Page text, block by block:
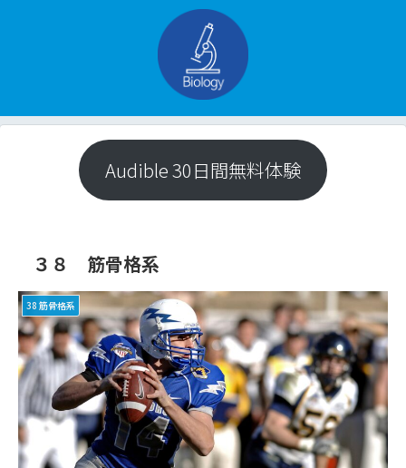
Audible 30日間無料体験
３８ 筋骨格系
38 筋骨格系